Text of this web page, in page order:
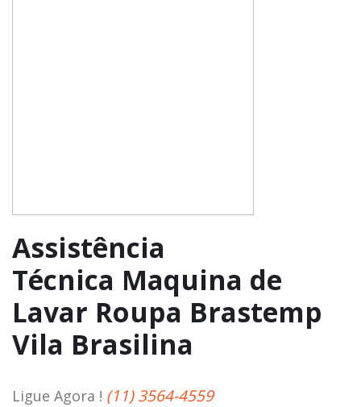
Assistência
Técnica Maquina de
Lavar Roupa Brastemp
Vila Brasilina
Ligue Agora ! (11) 3564-4559